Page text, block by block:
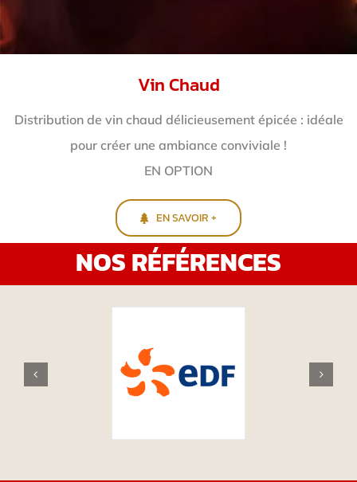
Vin Chaud
Distribution de vin chaud délicieusement épicée : idéale
pour créer une ambiance conviviale !
EN OPTION
EN SAVOIR +
NOS RÉFÉRENCES